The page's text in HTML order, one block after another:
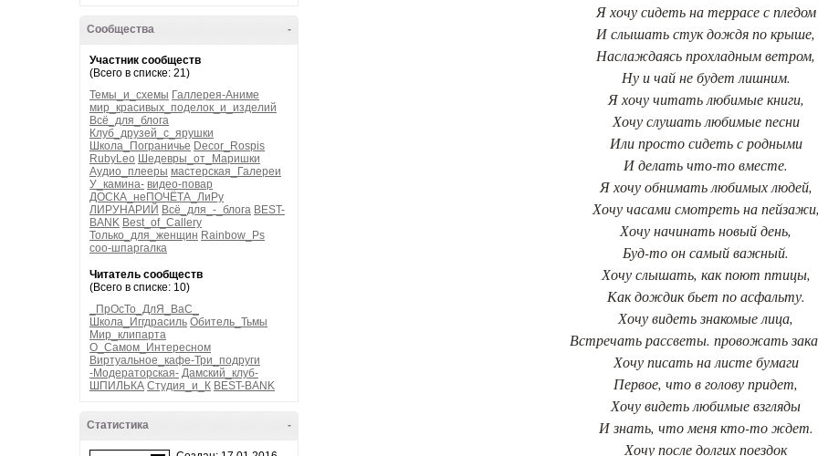
-
Сообщества
Участник сообществ
(Всего в списке: 21)
Темы_и_схемы Галлерея-Аниме
мир_красивых_поделок_и_изделий
Всё_для_блога
Клуб_друзей_с_ярушки
Школа_Пограничье Decor_Rospis
RubyLeo Шедевры_от_Маришки
Аудио_плееры мастерская_Галереи
У_камина- видео-повар
ДОСКА_неПОЧЁТА_ЛиРу
ЛИРУНАРИЙ Всё_для_-_блога BEST-
BANK Best_of_Callery
Только_для_женщин Rainbow_Ps
соо-шпаргалка
Читатель сообществ
(Всего в списке: 10)
_ПрОсТо_ДлЯ_ВаС_
Школа_Иггдрасиль Обитель_Тьмы
Мир_клипарта
О_Самом_Интересном
Виртуальное_кафе-Три_подруги
-Модераторская- Дамский_клуб-
ШПИЛЬКА Студия_и_К BEST-BANK
-
Статистика
Я хочу сидеть на террасе с пледом
И слышать стук дождя по крыше,
Наслаждаясь прохладным ветром,
Ну и чай не будет лишним.
Я хочу читать любимые книги,
Хочу слушать любимые песни
Или просто сидеть с родными
И делать что-то вместе.
Я хочу обнимать любимых людей,
Хочу часами смотреть на пейзажи,
Хочу начинать новый день,
Буд-то он самый важный.
Хочу слышать, как поют птицы,
Как дождик бьет по асфальту.
Хочу видеть знакомые лица,
Встречать рассветы. провожать
Хочу писать на листе бумаги
Первое, что в голову придет,
Хочу видеть любимые взгляды
И знать, что меня кто-то ждет.
Хочу после долгих поездок